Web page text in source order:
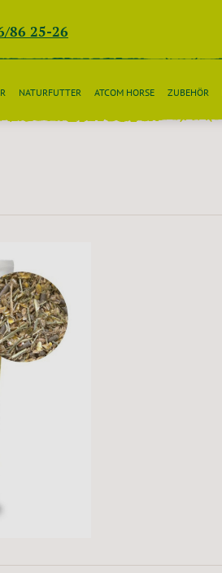
86 25-26
NATURFUTTER ATCOM HORSE ZUBEHÖR